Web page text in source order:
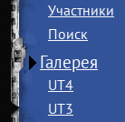
Участники
Поиск
Галерея
UT4
UT3